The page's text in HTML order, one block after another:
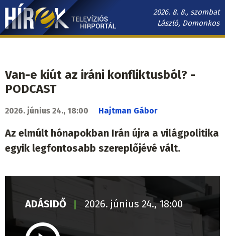
Ugrás
tartalomra
2026. 8. 8., szombat
László, Domonkos
Hírek.sk
Van-e kiút az iráni konfliktusból? -
PODCAST
2026. június 24., 18:00 Hajtman Gábor
Az elmúlt hónapokban Irán újra a világpolitika
egyik legfontosabb szereplőjévé vált.
ADÁSIDŐ 2026. június 24., 18:00